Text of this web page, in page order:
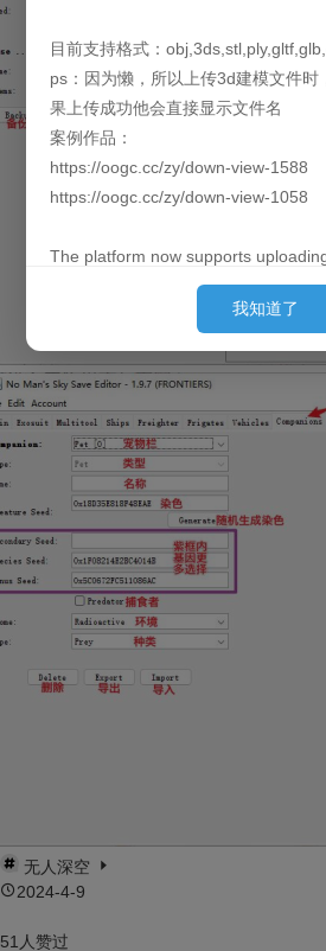
目前支持格式：
ps：因为懒，所以上传3d建模文件时
果上传成功他会直接显示文件名
案例作品：
https://oogc.cc/zy/down-view-1588
https://oogc.cc/zy/down-view-1058
The platform now supports
previews of 3D models. By default,
behind the images. (Since placing
experience, we put them behind so
loading by the time the user sees
Currently supported formats: obj,
off, 3dm, fbx
P.S. Out of laziness, there is no
uploading 3D model files. Once the
the filename will be displayed directly.
Example works:
https://oogc.cc/zy/down-view-1588
https://oogc.cc/zy/down-view-1058
我知道了